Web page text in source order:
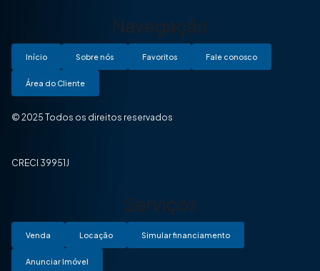
Navegação
Início Sobre nós Favoritos Fale conosco
Área do Cliente
© 2025 Todos os direitos reservados
CRECI 39951J
Serviços
Venda Locação Simular financiamento
Anunciar Imóvel